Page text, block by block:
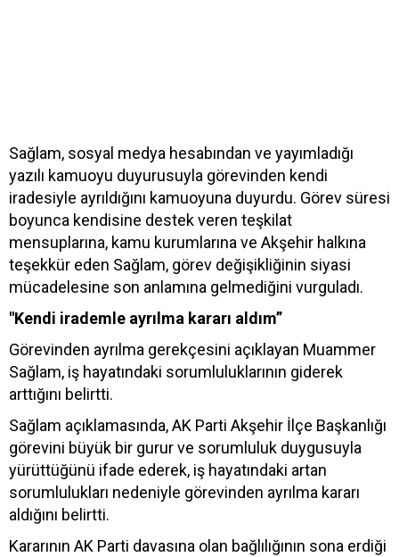
Sağlam, sosyal medya hesabından ve yayımladığı
yazılı kamuoyu duyurusuyla görevinden kendi
iradesiyle ayrıldığını kamuoyuna duyurdu. Görev süresi
boyunca kendisine destek veren teşkilat
mensuplarına, kamu kurumlarına ve Akşehir halkına
teşekkür eden Sağlam, görev değişikliğinin siyasi
mücadelesine son anlamına gelmediğini vurguladı.
"Kendi irademle ayrılma kararı aldım”
Görevinden ayrılma gerekçesini açıklayan Muammer
Sağlam, iş hayatındaki sorumluluklarının giderek
arttığını belirtti.
Sağlam açıklamasında, AK Parti Akşehir İlçe Başkanlığı
görevini büyük bir gurur ve sorumluluk duygusuyla
yürüttüğünü ifade ederek, iş hayatındaki artan
sorumlulukları nedeniyle görevinden ayrılma kararı
aldığını belirtti.
Kararının AK Parti davasına olan bağlılığının sona erdiği